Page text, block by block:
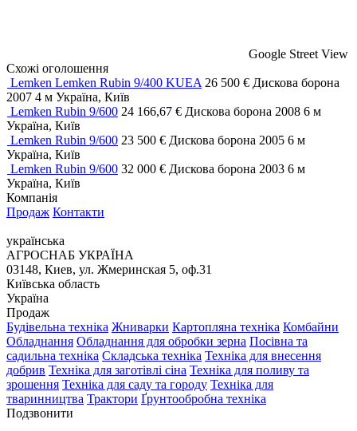
Google Street View
Схожі оголошення
Lemken Lemken Rubin 9/400 KUEA 26 500 € Дискова борона
2007 4 м Україна, Київ
Lemken Rubin 9/600 24 166,67 € Дискова борона 2008 6 м
Україна, Київ
Lemken Rubin 9/600 23 500 € Дискова борона 2005 6 м
Україна, Київ
Lemken Rubin 9/600 32 000 € Дискова борона 2003 6 м
Україна, Київ
Компанія
Продаж Контакти
українська
АГРОСНАБ УКРАЇНА
03148, Киев, ул. Жмеринская 5, оф.31
Київська область
Україна
Продаж
Будівельна техніка Жниварки Картопляна техніка Комбайни
Обладнання Обладнання для обробки зерна Посівна та
садильна техніка Складська техніка Техніка для внесення
добрив Техніка для заготівлі сіна Техніка для поливу та
зрошення Техніка для саду та городу Техніка для
тваринництва Трактори Ґрунтообробна техніка
Подзвонити